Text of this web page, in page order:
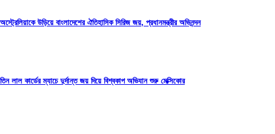
অস্ট্রেলিয়াকে উড়িয়ে বাংলাদেশের ঐতিহাসিক সিরিজ জয়, প্রধানমন্ত্রীর অভিনন্দন
তিন লাল কার্ডের ম্যাচে দুর্দান্ত জয় দিয়ে বিশ্বকাপ অভিযান শুরু মেক্সিকোর